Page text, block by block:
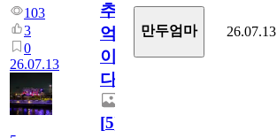
103
3
0
26.07.13
추
억
이
다.
[5]
만두엄마 26.07.13